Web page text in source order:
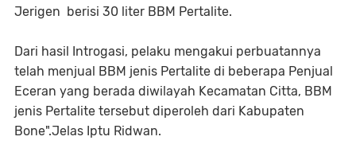
Jerigen berisi 30 liter BBM Pertalite.
Dari hasil Introgasi, pelaku mengakui perbuatannya
telah menjual BBM jenis Pertalite di beberapa Penjual
Eceran yang berada diwilayah Kecamatan Citta, BBM
jenis Pertalite tersebut diperoleh dari Kabupaten
Bone".Jelas Iptu Ridwan.